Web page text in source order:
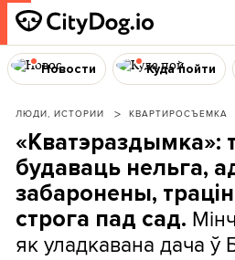
Новости Куда пойти
ЛЮДИ, ИСТОРИИ КВАРТИРОСЪЕМКА
«Кватэраздымка»:
будаваць нельга,
забаронены,
строга пад сад.
як уладкавана дача ў